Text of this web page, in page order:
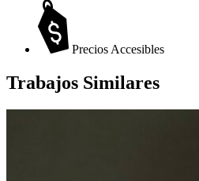
Precios Accesibles
Trabajos Similares